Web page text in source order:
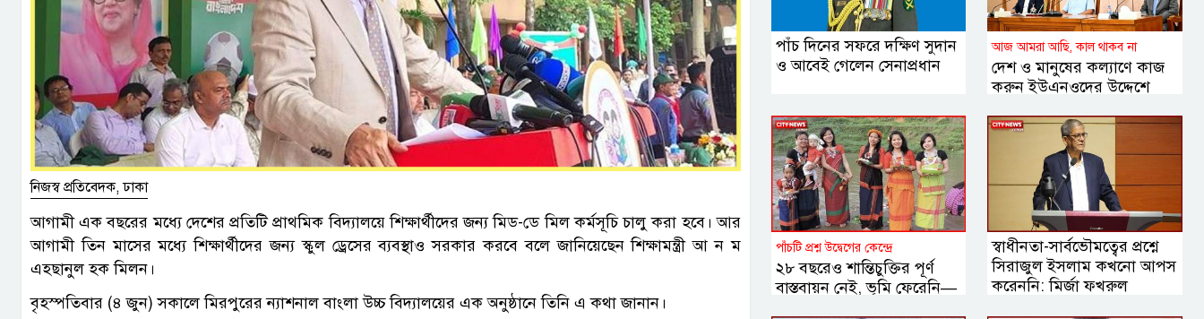
নিজস্ব প্রতিবেদক, ঢাকা
আগামী এক বছরের মধ্যে দেশের প্রতিটি প্রাথমিক বিদ্যালয়ে শিক্ষার্থীদের জন্য মিড-ডে মিল কর্মসূচি চালু করা হবে। আর
আগামী তিন মাসের মধ্যে শিক্ষার্থীদের জন্য স্কুল ড্রেসের ব্যবস্থাও সরকার করবে বলে জানিয়েছেন শিক্ষামন্ত্রী আ ন ম
এহছানুল হক মিলন।
বৃহস্পতিবার (৪ জুন) সকালে মিরপুরের ন্যাশনাল বাংলা উচ্চ বিদ্যালয়ের এক অনুষ্ঠানে তিনি এ কথা জানান।
পাঁচ দিনের সফরে দক্ষিণ সুদান
ও আবেই গেলেন সেনাপ্রধান
আজ আমরা আছি, কাল থাকব না
দেশ ও মানুষের কল্যাণে কাজ
করুন ইউএনওদের উদ্দেশে
পাঁচটি প্রশ্ন উদ্বেগের কেন্দ্রে
২৮ বছরেও শান্তিচুক্তির পূর্ণ
বাস্তবায়ন নেই, ভূমি ফেরেনি—
স্বাধীনতা-সার্বভৌমত্বের প্রশ্নে
সিরাজুল ইসলাম কখনো আপস
করেননি: মির্জা ফখরুল